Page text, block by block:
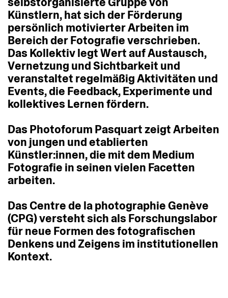
Künstlern,hatsichderFörderung
persönlich motivierterArbeiten im
BereichderFotografieverschrieben.
Das KollektivlegtWertaufAustausch,
Vernetzung undSichtbarkeit und
veranstaltet regelmäßigAktivitäten und
Events,die Feedback,Experimente und
kollektives Lernenfördern.
Das Photoforum PasquartzeigtArbeiten
von jungen undetablierten
Künstler:innen,die mitdem Medium
Fotografie inseinenvielen Facetten
arbeiten.
Das Centrede laphotographie Genève
(CPG)verstehtsichals Forschungslabor
fürneue Formendesfotografischen
Denkens undZeigens im institutionellen
Kontext.